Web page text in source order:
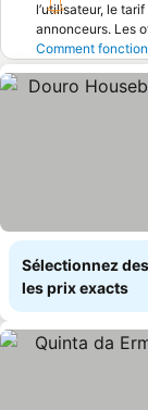
l’utilisateur, le
annonceurs. Les
Comment
Sélectionnez
les prix exacts